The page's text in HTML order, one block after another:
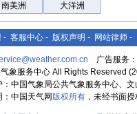
南美洲 大洋洲
- 客服中心 - 版权声明 - 网站律师 -
广告服务
象服务中心 All Rights Reserved
：中国气象局公共气象服务中心、文
：中国天气网 版权所有 ，未经书面